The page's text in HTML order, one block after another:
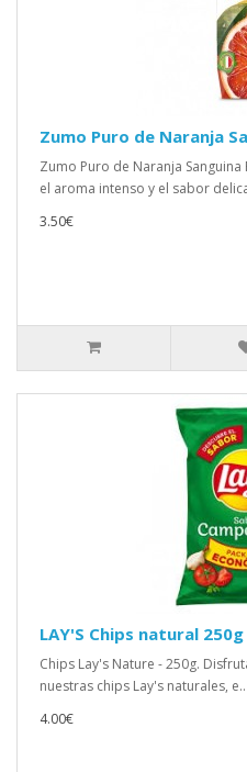
Zumo Puro de Naranja
Zumo Puro de Naranja
el aroma intenso y el sabor
3.50€
LAY'S Chips natural 250g
Chips Lay's Nature - 250g.
nuestras chips Lay's naturales, e..
4.00€